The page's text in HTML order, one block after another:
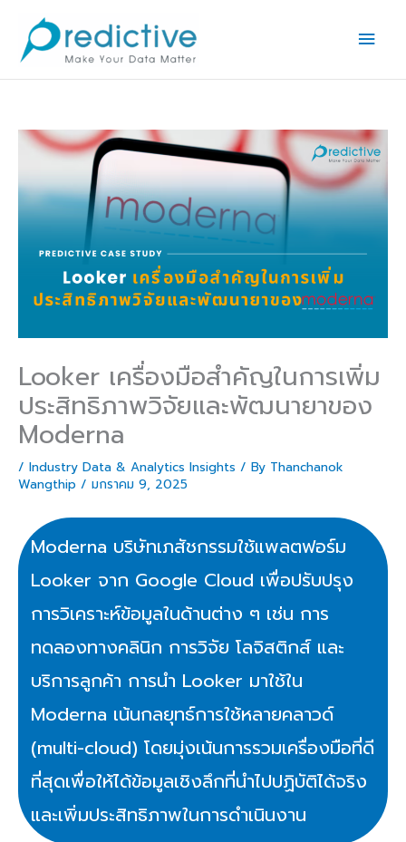
content
Looker เครื่องมือสำคัญในการเพิ่ม
ประสิทธิภาพวิจัยและพัฒนายาของ
Moderna
/ Industry Data & Analytics Insights / By Thanchanok
Wangthip / มกราคม 9, 2025
Moderna บริษัทเภสัชกรรมใช้แพลตฟอร์ม
Looker จาก Google Cloud เพื่อปรับปรุง
การวิเคราะห์ข้อมูลในด้านต่าง ๆ เช่น การ
ทดลองทางคลินิก การวิจัย โลจิสติกส์ และ
บริการลูกค้า การนำ Looker มาใช้ใน
Moderna เน้นกลยุทธ์การใช้หลายคลาวด์
(multi-cloud) โดยมุ่งเน้นการรวมเครื่องมือที่ดี
ที่สุดเพื่อให้ได้ข้อมูลเชิงลึกที่นำไปปฏิบัติได้จริง
และเพิ่มประสิทธิภาพในการดำเนินงาน